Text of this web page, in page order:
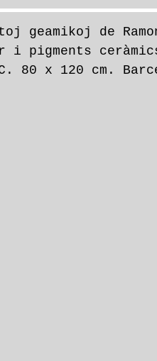
geamikoj de
i pigments
80 x 120 cm.